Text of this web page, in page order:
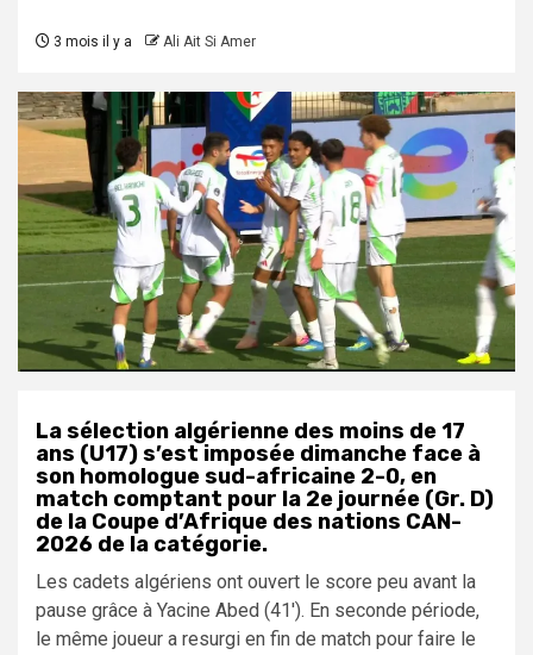
3 mois il y a Ali Ait Si Amer
La sélection algérienne des moins de 17
ans (U17) s’est imposée dimanche face à
son homologue sud-africaine 2-0, en
match comptant pour la 2e journée (Gr. D)
de la Coupe d’Afrique des nations CAN-
2026 de la catégorie.
Les cadets algériens ont ouvert le score peu avant la
pause grâce à Yacine Abed (41′). En seconde période,
le même joueur a resurgi en fin de match pour faire le